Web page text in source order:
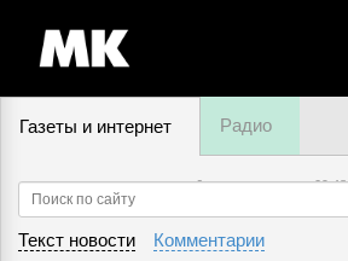
Газеты и интернет Радио
6 августа, четверг,09:48
Текст новости Комментарии